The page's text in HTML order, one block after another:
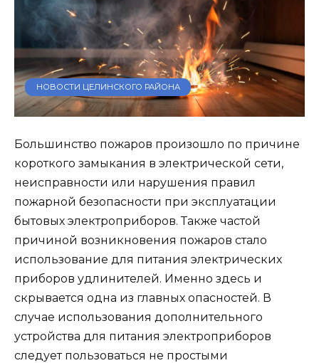
НОВОСТИ ЦЕЛИНСКОГО РАЙОНА
Большинство пожаров произошло по причине
короткого замыкания в электрической сети,
неисправности или нарушения правил
пожарной безопасности при эксплуатации
бытовых электроприборов. Также частой
причиной возникновения пожаров стало
использование для питания электрических
приборов удлинителей. Именно здесь и
скрывается одна из главных опасностей. В
случае использования дополнительного
устройства для питания электроприборов
следует пользоваться не простыми